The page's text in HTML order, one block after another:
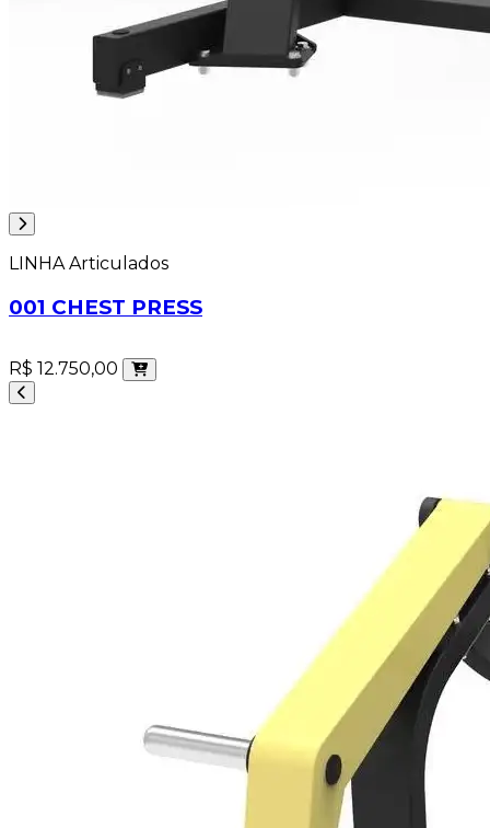
LINHA Articulados
001 CHEST PRESS
R$ 12.750,00